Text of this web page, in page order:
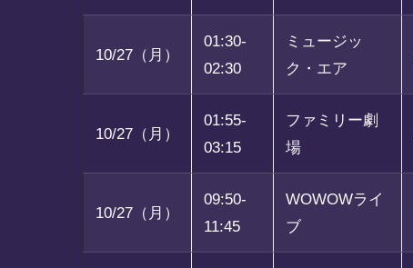
10/27（月）
01:30-
02:30
ミュージッ
ク・エア
10/27（月）
01:55-
03:15
ファミリー劇
場
10/27（月）
09:50-
11:45
WOWOWライ
ブ